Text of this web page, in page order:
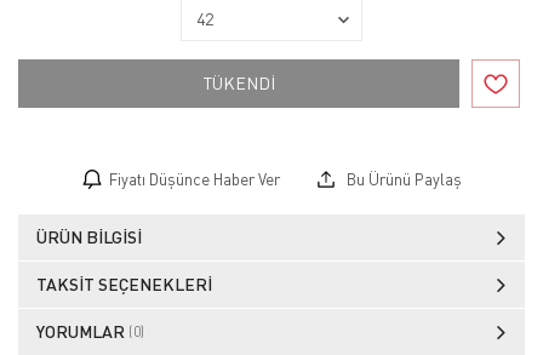
TÜKENDİ
Fiyatı Düşünce Haber Ver Bu Ürünü Paylaş
ÜRÜN BILGISI
TAKSIT SEÇENEKLERI
YORUMLAR (0)